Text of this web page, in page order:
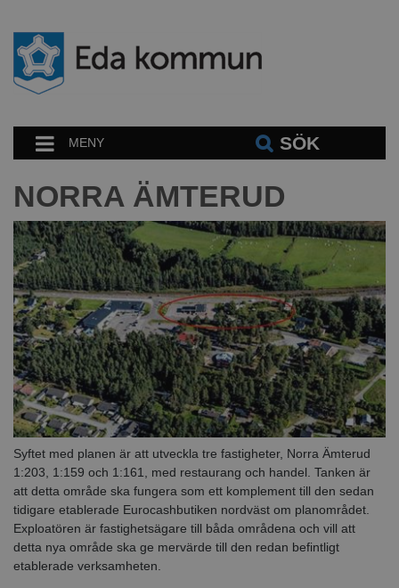
MENY SÖK
NORRA ÄMTERUD
Syftet med planen är att utveckla tre fastigheter, Norra Ämterud
1:203, 1:159 och 1:161, med restaurang och handel. Tanken är
att detta område ska fungera som ett komplement till den sedan
tidigare etablerade Eurocashbutiken nordväst om planområdet.
Exploatören är fastighetsägare till båda områdena och vill att
detta nya område ska ge mervärde till den redan befintligt
etablerade verksamheten.